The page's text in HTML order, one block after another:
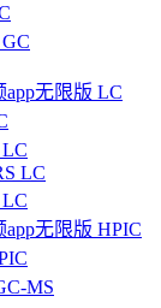
无限版 LC
LC
无限版 HPIC
MS